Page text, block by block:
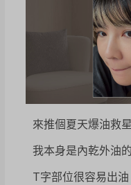
來推個夏天爆油救星
我本身是內乾外油
T字部位很容易出